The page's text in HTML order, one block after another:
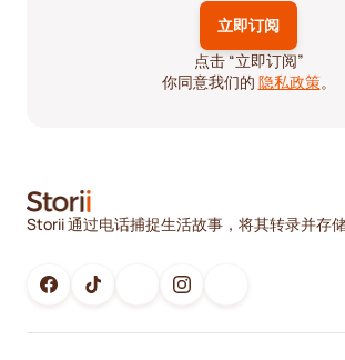
点击 “立即订阅”
你同意我们的 隐私政策。
Storii 通过电话捕捉生活故事，将其转录并存储